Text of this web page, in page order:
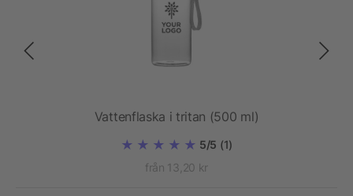
Vattenflaska i tritan (500 ml)
5/5 (1)
från 13,20 kr